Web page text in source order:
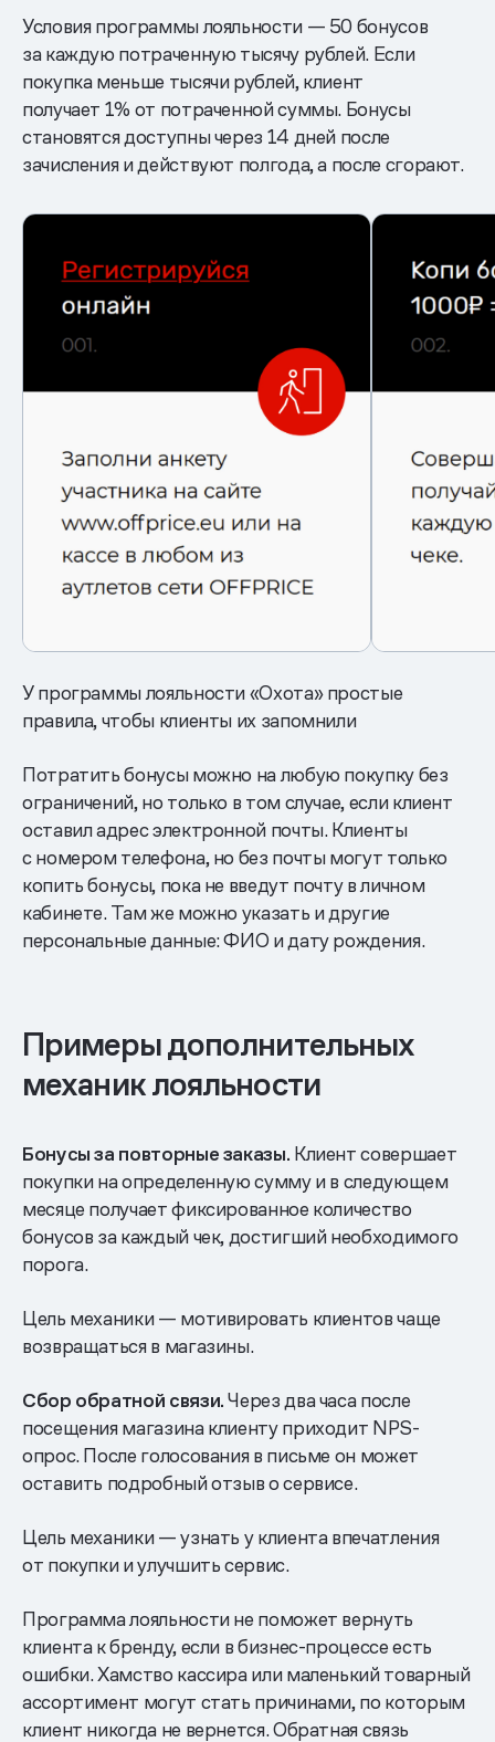
Условия программы лояльности — 50 бонусов
за каждую потраченную тысячу рублей. Если
покупка меньше тысячи рублей, клиент
получает 1% от потраченной суммы. Бонусы
становятся доступны через 14 дней после
зачисления и действуют полгода, а после сгорают.
У программы лояльности «Охота» простые
правила, чтобы клиенты их запомнили
Потратить бонусы можно на любую покупку без
ограничений, но только в том случае, если клиент
оставил адрес электронной почты. Клиенты
с номером телефона, но без почты могут только
копить бонусы, пока не введут почту в личном
кабинете. Там же можно указать и другие
персональные данные: ФИО и дату рождения.
Примеры дополнительных
механик лояльности
Бонусы за повторные заказы. Клиент совершает
покупки на определенную сумму и в следующем
месяце получает фиксированное количество
бонусов за каждый чек, достигший необходимого
порога.
Цель механики — мотивировать клиентов чаще
возвращаться в магазины.
Сбор обратной связи.Через два часа после
посещения магазина клиенту приходит NPS-
опрос. После голосования в письме он может
оставить подробный отзыв о сервисе.
Цель механики — узнать у клиента впечатления
от покупки и улучшить сервис.
Программа лояльности не поможет вернуть
клиента к бренду, если в бизнес-процессе есть
ошибки. Хамство кассира или маленький товарный
ассортимент могут стать причинами, по которым
клиент никогда не вернется. Обратная связь